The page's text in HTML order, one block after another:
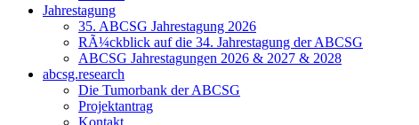
Jahrestagung
35. ABCSG Jahrestagung 2026
RÃ¼ckblick auf die 34. Jahrestagung der ABCSG
ABCSG Jahrestagungen 2026 & 2027 & 2028
abcsg.research
Die Tumorbank der ABCSG
Projektantrag
Kontakt